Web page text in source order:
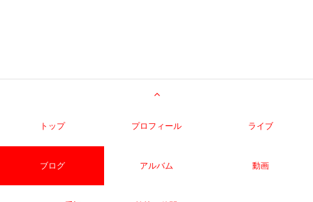
トップ プロフィール ライブ
ブログ アルバム 動画